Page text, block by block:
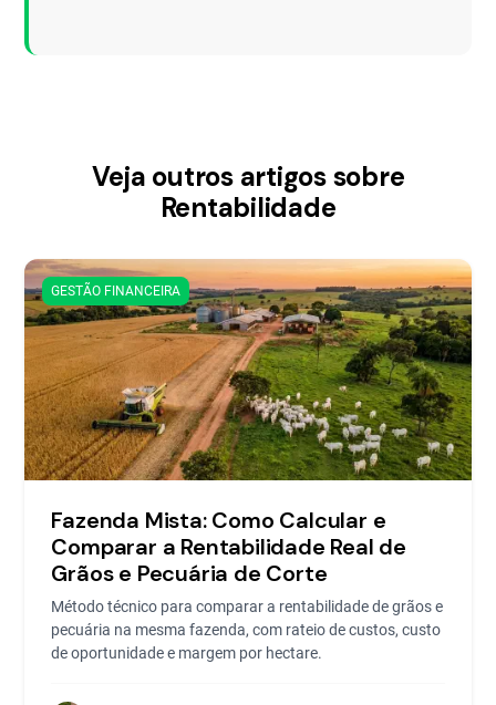
Veja outros artigos sobre
Rentabilidade
GESTÃO FINANCEIRA
Fazenda Mista: Como Calcular e
Comparar a Rentabilidade Real de
Grãos e Pecuária de Corte
Método técnico para comparar a rentabilidade de grãos e
pecuária na mesma fazenda, com rateio de custos, custo
de oportunidade e margem por hectare.